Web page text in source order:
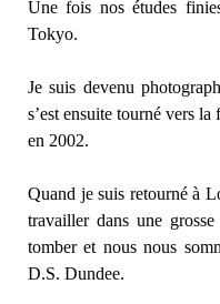
Une fois nos études
Tokyo.
Je suis devenu
s’est ensuite tourné vers
en 2002.
Quand je suis retourné à
travailler dans une
tomber et nous nous
D.S. Dundee.